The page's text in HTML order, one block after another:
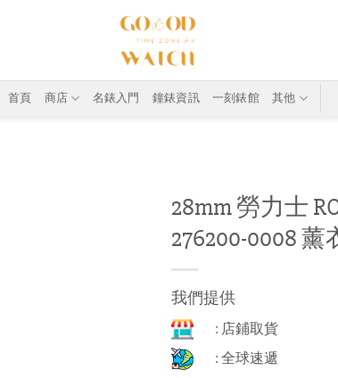
首頁 商店 名錶入門 鐘錶資訊 一刻錶館 其他
28mm 勞力士
276200-0008 薰
我們提供
: 店鋪取貨
: 全球速遞